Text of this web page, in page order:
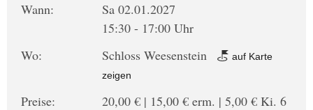
Wann:
Sa 02.01.2027
15:30 - 17:00 Uhr
Wo:
Schloss Weesenstein
auf Karte
zeigen
Preise:
20,00 € | 15,00 € erm. | 5,00 € Ki. 6